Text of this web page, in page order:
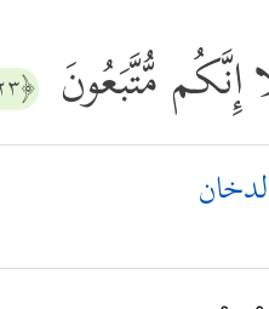
إِنَّكُم مُّتَّبَعُونَ ﴿٢٣﴾